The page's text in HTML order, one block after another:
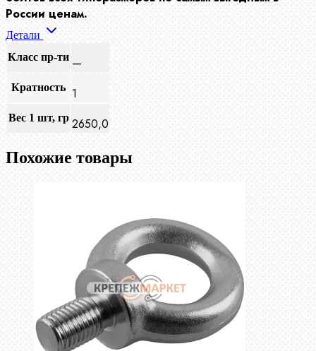
России ценам.
Детали
Класс пр-ти —
Кратность 1
Вес 1 шт, гр 2650,0
Похожие товары